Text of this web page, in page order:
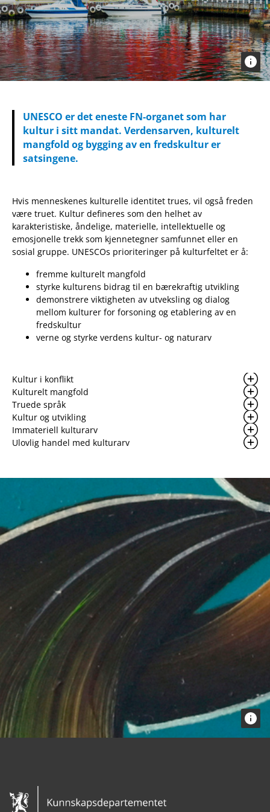
UNESCO er det eneste FN-organet som har
kultur i sitt mandat. Verdensarven, kulturelt
mangfold og bygging av en fredskultur er
satsingene.
Hvis menneskenes kulturelle identitet trues, vil også freden
være truet. Kultur defineres som den helhet av
karakteristiske, åndelige, materielle, intellektuelle og
emosjonelle trekk som kjennetegner samfunnet eller en
sosial gruppe. UNESCOs prioriteringer på kulturfeltet er å:
fremme kulturelt mangfold
styrke kulturens bidrag til en bærekraftig utvikling
demonstrere viktigheten av utveksling og dialog
mellom kulturer for forsoning og etablering av en
fredskultur
verne og styrke verdens kultur- og naturarv
Kultur i konflikt
Kulturelt mangfold
Truede språk
Kultur og utvikling
Immateriell kulturarv
Ulovlig handel med kulturarv